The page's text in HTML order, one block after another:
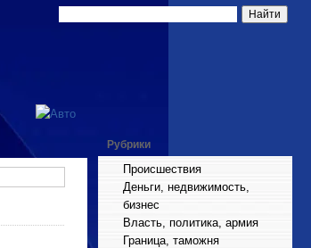
Рубрики
Происшествия
Деньги, недвижимость,
бизнес
Власть, политика, армия
Граница, таможня